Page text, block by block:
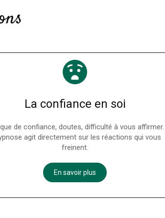
La confiance en soi
de confiance, doutes, difficulté à vous affirmer.
agit directement sur les réactions qui vous
freinent.
En savoir plus